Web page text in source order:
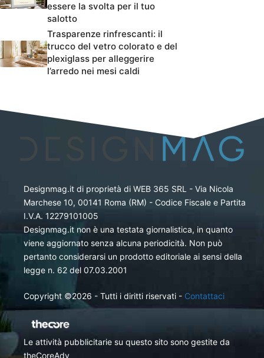
essere la svolta per il tuo
salotto
Trasparenze rinfrescanti: il
trucco del vetro colorato e del
plexiglass per alleggerire
l’arredo nei mesi caldi
Designmag.it di proprietà di WEB 365 SRL - Via Nicola
Marchese 10, 00141 Roma (RM) - Codice Fiscale e Partita
I.V.A. 12279101005
Designmag.it non è una testata giornalistica, in quanto
viene aggiornato senza alcuna periodicità. Non può
pertanto considerarsi un prodotto editoriale ai sensi della
legge n. 62 del 07.03.2001
Copyright ©2026 - Tutti i diritti riservati - Contattaci
Le attività pubblicitarie su questo sito sono gestite da
theCoreAdv